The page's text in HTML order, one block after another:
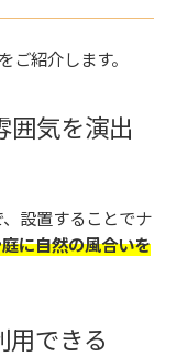
紹介します。
囲気を演出
設置することでナ
に自然の風合いを
用できる